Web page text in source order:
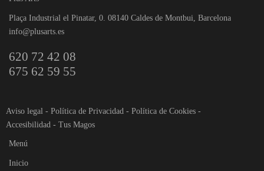
Plaça Industrial el Pinatar, 0. 08140 Caldes de Montbui, Barcelona
info@plusarts.es
620 72 42 08
675 62 59 55
Aviso legal - Política de Privacidad - Política de Cookies -
Accesibilidad - Tus Magos
Menú
Inicio